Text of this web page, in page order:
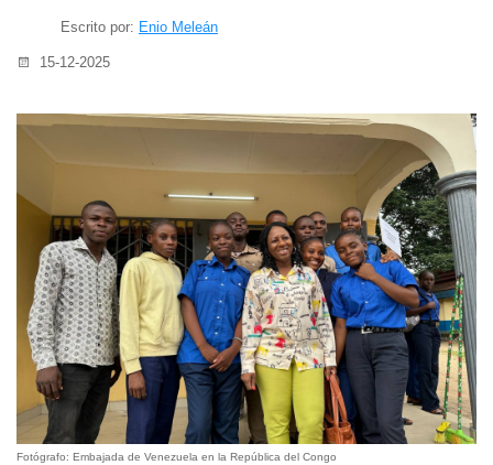
Escrito por: Enio Meleán
15-12-2025
Fotógrafo: Embajada de Venezuela en la República del Congo